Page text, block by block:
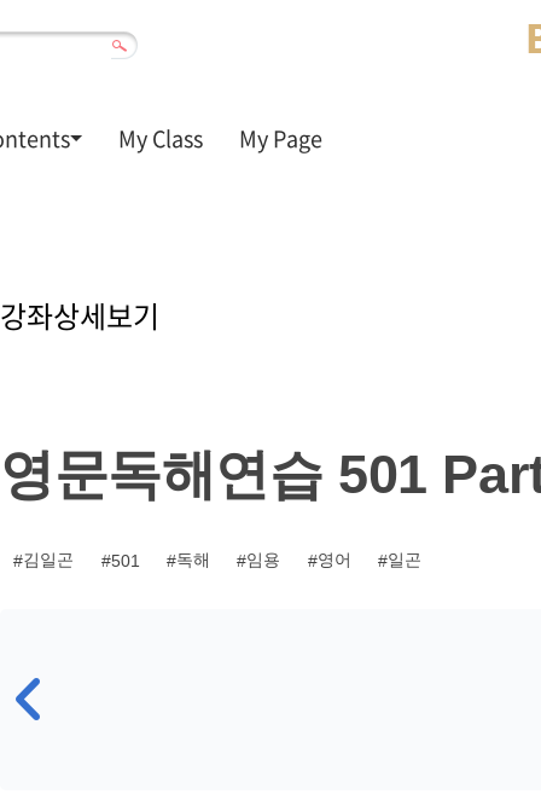
My Class My Page
좌
상
강좌상세보기
영문독해연습 501
김일곤 501 독해 임용 영어 일곤